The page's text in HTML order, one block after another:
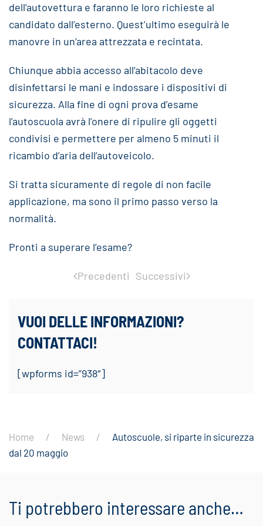
dell’autovettura e faranno le loro richieste al
candidato dall’esterno. Quest’ultimo eseguirà le
manovre in un’area attrezzata e recintata.
Chiunque abbia accesso all’abitacolo deve
disinfettarsi le mani e indossare i dispositivi di
sicurezza. Alla fine di ogni prova d’esame
l’autoscuola avrà l’onere di ripulire gli oggetti
condivisi e permettere per almeno 5 minuti il
ricambio d’aria dell’autoveicolo.
Si tratta sicuramente di regole di non facile
applicazione, ma sono il primo passo verso la
normalità.
Pronti a superare l’esame?
Precedenti Successivi
VUOI DELLE INFORMAZIONI?
CONTATTACI!
[wpforms id=”938″]
Home News
Autoscuole, si riparte in sicurezza
dal 20 maggio
Ti potrebbero interessare anche…